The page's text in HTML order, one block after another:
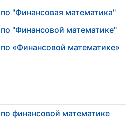
"Финансовая математика"
"Финансовой математике"
«Финансовой математике»
финансовой математике